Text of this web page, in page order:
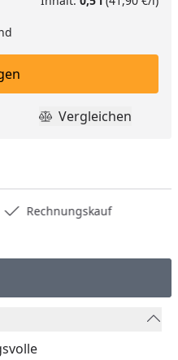
legen
Produkt
Vergleichen
Rechnungskauf